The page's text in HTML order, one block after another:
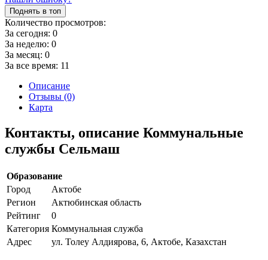
Поднять в топ
Количество просмотров:
За сегодня: 0
За неделю: 0
За месяц: 0
За все время: 11
Описание
Отзывы (0)
Карта
Контакты, описание Коммунальные
службы Сельмаш
Образование
Город
Актобе
Регион
Актюбинская область
Рейтинг
0
Категория Коммунальная служба
Адрес
ул. Толеу Алдиярова, 6, Актобе, Казахстан